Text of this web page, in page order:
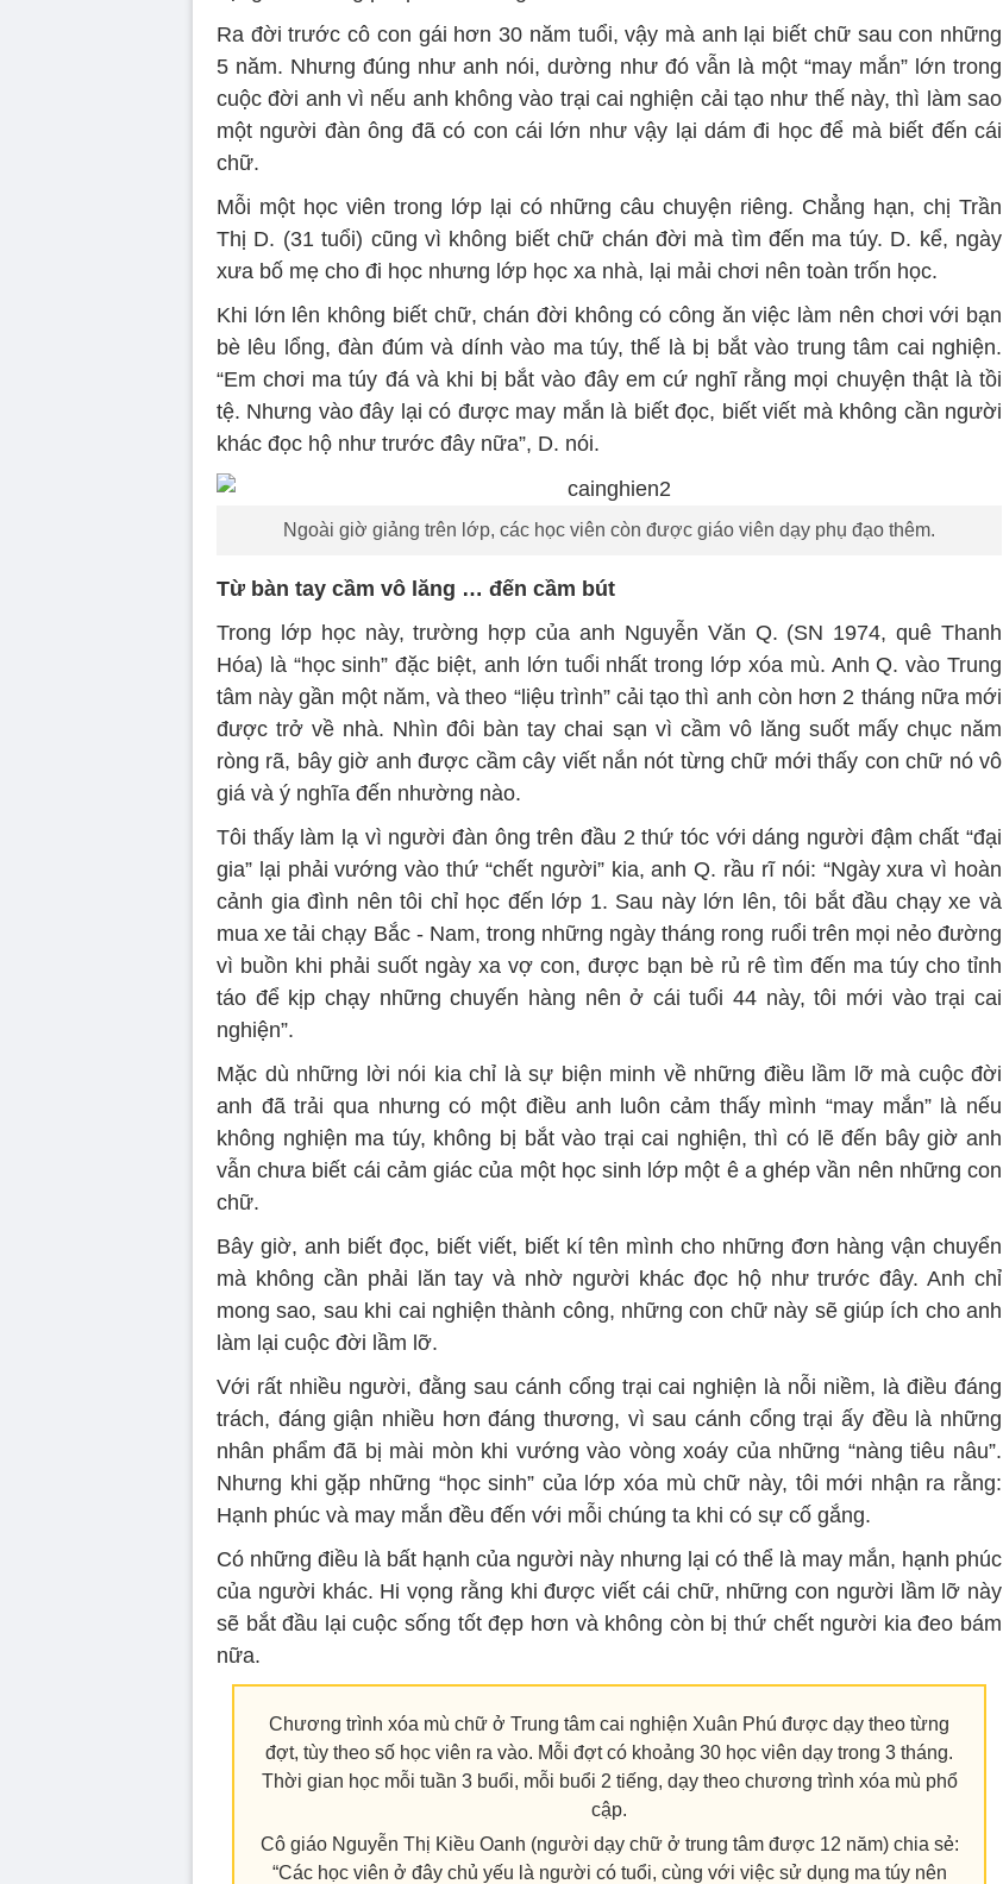
Ra đời trước cô con gái hơn 30 năm tuổi, vậy mà anh lại biết chữ sau con những
5 năm. Nhưng đúng như anh nói, dường như đó vẫn là một “may mắn” lớn trong
cuộc đời anh vì nếu anh không vào trại cai nghiện cải tạo như thế này, thì làm sao
một người đàn ông đã có con cái lớn như vậy lại dám đi học để mà biết đến cái
chữ.
Mỗi một học viên trong lớp lại có những câu chuyện riêng. Chẳng hạn, chị Trần
Thị D. (31 tuổi) cũng vì không biết chữ chán đời mà tìm đến ma túy. D. kể, ngày
xưa bố mẹ cho đi học nhưng lớp học xa nhà, lại mải chơi nên toàn trốn học.
Khi lớn lên không biết chữ, chán đời không có công ăn việc làm nên chơi với bạn
bè lêu lổng, đàn đúm và dính vào ma túy, thế là bị bắt vào trung tâm cai nghiện.
“Em chơi ma túy đá và khi bị bắt vào đây em cứ nghĩ rằng mọi chuyện thật là tồi
tệ. Nhưng vào đây lại có được may mắn là biết đọc, biết viết mà không cần người
khác đọc hộ như trước đây nữa”, D. nói.
Ngoài giờ giảng trên lớp, các học viên còn được giáo viên dạy phụ đạo thêm.
Từ bàn tay cầm vô lăng … đến cầm bút
Trong lớp học này, trường hợp của anh Nguyễn Văn Q. (SN 1974, quê Thanh
Hóa) là “học sinh” đặc biệt, anh lớn tuổi nhất trong lớp xóa mù. Anh Q. vào Trung
tâm này gần một năm, và theo “liệu trình” cải tạo thì anh còn hơn 2 tháng nữa mới
được trở về nhà. Nhìn đôi bàn tay chai sạn vì cầm vô lăng suốt mấy chục năm
ròng rã, bây giờ anh được cầm cây viết nắn nót từng chữ mới thấy con chữ nó vô
giá và ý nghĩa đến nhường nào.
Tôi thấy làm lạ vì người đàn ông trên đầu 2 thứ tóc với dáng người đậm chất “đại
gia” lại phải vướng vào thứ “chết người” kia, anh Q. rầu rĩ nói: “Ngày xưa vì hoàn
cảnh gia đình nên tôi chỉ học đến lớp 1. Sau này lớn lên, tôi bắt đầu chạy xe và
mua xe tải chạy Bắc - Nam, trong những ngày tháng rong ruổi trên mọi nẻo đường
vì buồn khi phải suốt ngày xa vợ con, được bạn bè rủ rê tìm đến ma túy cho tỉnh
táo để kịp chạy những chuyến hàng nên ở cái tuổi 44 này, tôi mới vào trại cai
nghiện”.
Mặc dù những lời nói kia chỉ là sự biện minh về những điều lầm lỡ mà cuộc đời
anh đã trải qua nhưng có một điều anh luôn cảm thấy mình “may mắn” là nếu
không nghiện ma túy, không bị bắt vào trại cai nghiện, thì có lẽ đến bây giờ anh
vẫn chưa biết cái cảm giác của một học sinh lớp một ê a ghép vần nên những con
chữ.
Bây giờ, anh biết đọc, biết viết, biết kí tên mình cho những đơn hàng vận chuyển
mà không cần phải lăn tay và nhờ người khác đọc hộ như trước đây. Anh chỉ
mong sao, sau khi cai nghiện thành công, những con chữ này sẽ giúp ích cho anh
làm lại cuộc đời lầm lỡ.
Với rất nhiều người, đằng sau cánh cổng trại cai nghiện là nỗi niềm, là điều đáng
trách, đáng giận nhiều hơn đáng thương, vì sau cánh cổng trại ấy đều là những
nhân phẩm đã bị mài mòn khi vướng vào vòng xoáy của những “nàng tiêu nâu”.
Nhưng khi gặp những “học sinh” của lớp xóa mù chữ này, tôi mới nhận ra rằng:
Hạnh phúc và may mắn đều đến với mỗi chúng ta khi có sự cố gắng.
Có những điều là bất hạnh của người này nhưng lại có thể là may mắn, hạnh phúc
của người khác. Hi vọng rằng khi được viết cái chữ, những con người lầm lỡ này
sẽ bắt đầu lại cuộc sống tốt đẹp hơn và không còn bị thứ chết người kia đeo bám
nữa.
Chương trình xóa mù chữ ở Trung tâm cai nghiện Xuân Phú được dạy theo từng
đợt, tùy theo số học viên ra vào. Mỗi đợt có khoảng 30 học viên dạy trong 3 tháng.
Thời gian học mỗi tuần 3 buổi, mỗi buổi 2 tiếng, dạy theo chương trình xóa mù phổ
cập.
Cô giáo Nguyễn Thị Kiều Oanh (người dạy chữ ở trung tâm được 12 năm) chia sẻ:
“Các học viên ở đây chủ yếu là người có tuổi, cùng với việc sử dụng ma túy nên